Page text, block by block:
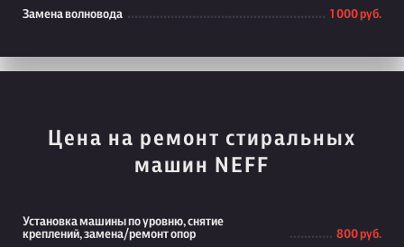
Замена волновода 1 000 руб.
Цена на ремонт стиральных
машин NEFF
Установка машины по уровню, снятие
креплений, замена/ремонт опор
800 руб.